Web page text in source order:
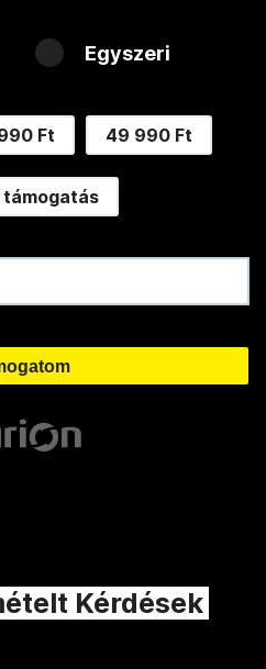
Egyszeri
Ft 49 990 Ft
támogatás
Kérdések